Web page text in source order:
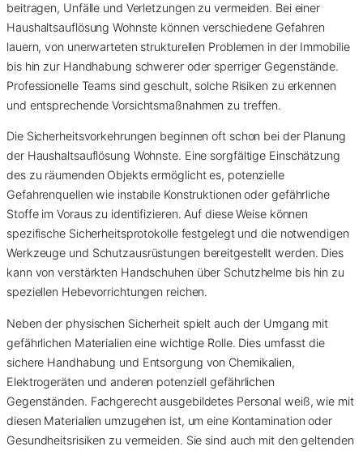
beitragen, Unfälle und Verletzungen zu vermeiden. Bei einer
Haushaltsauflösung Wohnste können verschiedene Gefahren
lauern, von unerwarteten strukturellen Problemen in der Immobilie
bis hin zur Handhabung schwerer oder sperriger Gegenstände.
Professionelle Teams sind geschult, solche Risiken zu erkennen
und entsprechende Vorsichtsmaßnahmen zu treffen.
Die Sicherheitsvorkehrungen beginnen oft schon bei der Planung
der Haushaltsauflösung Wohnste. Eine sorgfältige Einschätzung
des zu räumenden Objekts ermöglicht es, potenzielle
Gefahrenquellen wie instabile Konstruktionen oder gefährliche
Stoffe im Voraus zu identifizieren. Auf diese Weise können
spezifische Sicherheitsprotokolle festgelegt und die notwendigen
Werkzeuge und Schutzausrüstungen bereitgestellt werden. Dies
kann von verstärkten Handschuhen über Schutzhelme bis hin zu
speziellen Hebevorrichtungen reichen.
Neben der physischen Sicherheit spielt auch der Umgang mit
gefährlichen Materialien eine wichtige Rolle. Dies umfasst die
sichere Handhabung und Entsorgung von Chemikalien,
Elektrogeräten und anderen potenziell gefährlichen
Gegenständen. Fachgerecht ausgebildetes Personal weiß, wie mit
diesen Materialien umzugehen ist, um eine Kontamination oder
Gesundheitsrisiken zu vermeiden. Sie sind auch mit den geltenden